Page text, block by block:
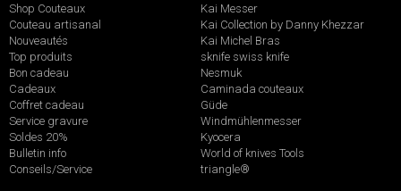
Shop Couteaux
Couteau artisanal
Nouveautés
Top produits
Bon cadeau
Cadeaux
Coffret cadeau
Service gravure
Soldes 20%
Bulletin info
Conseils/Service
Kai Messer
Kai Collection by Danny Khezzar
Kai Michel Bras
sknife swiss knife
Nesmuk
Caminada couteaux
Güde
Windmühlenmesser
Kyocera
World of knives Tools
triangle®